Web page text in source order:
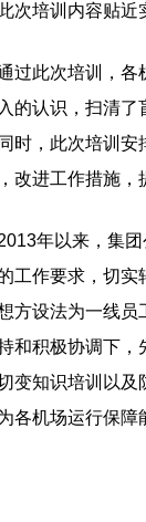
次培训内容贴近
此次培训，各机
的认识，扫清了
时，此次培训安
改进工作措施，
年以来，集团
工作要求，切实
方设法为一线员
和积极协调下
变知识培训以及
各机场运行保障